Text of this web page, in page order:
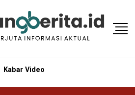
Kabar Video